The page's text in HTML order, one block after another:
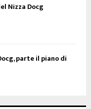
Nizza Docg
parte il piano di